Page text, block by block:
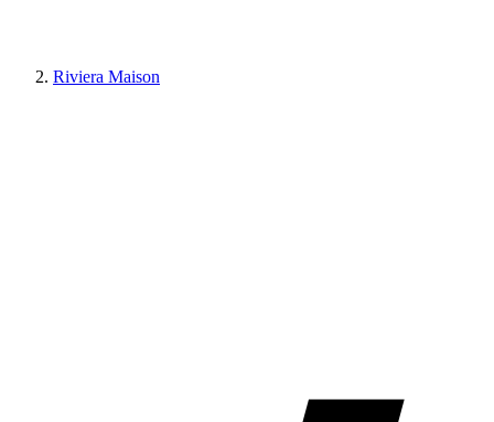
Riviera Maison